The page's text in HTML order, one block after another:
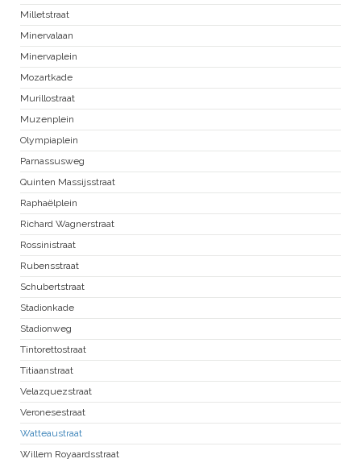
Milletstraat
Minervalaan
Minervaplein
Mozartkade
Murillostraat
Muzenplein
Olympiaplein
Parnassusweg
Quinten Massijsstraat
Raphaëlplein
Richard Wagnerstraat
Rossinistraat
Rubensstraat
Schubertstraat
Stadionkade
Stadionweg
Tintorettostraat
Titiaanstraat
Velazquezstraat
Veronesestraat
Watteaustraat
Willem Royaardsstraat